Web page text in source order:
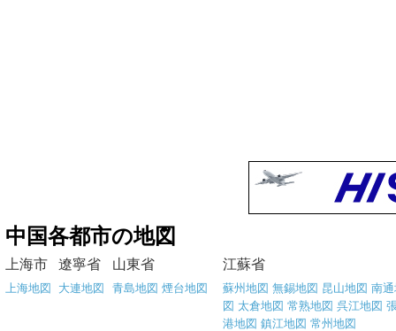
中国各都市の地図
上海市 遼寧省 山東省 江蘇省
上海地図 大連地図 青島地図 煙台地図 蘇州地図 無錫地図 昆山地図 南
図 太倉地図 常熟地図 呉江地図
港地図 鎮江地図 常州地図